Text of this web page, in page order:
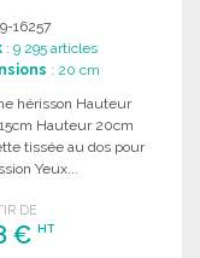
16257
: 9 295 articles
: 20 cm
hérisson Hauteur
Hauteur 20cm
tissée au dos pour
Yeux...
DE
€HT